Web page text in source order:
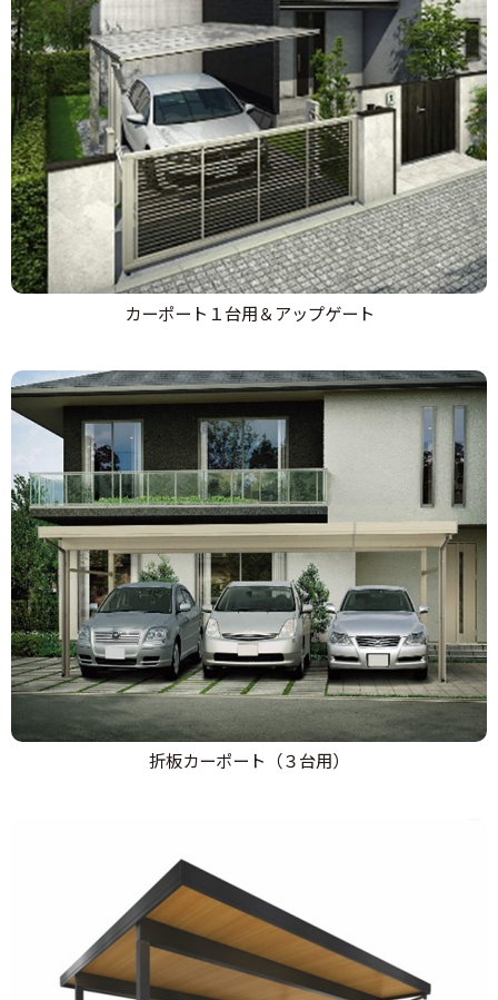
カーポート１台用＆アップゲート
折板カーポート（３台用）